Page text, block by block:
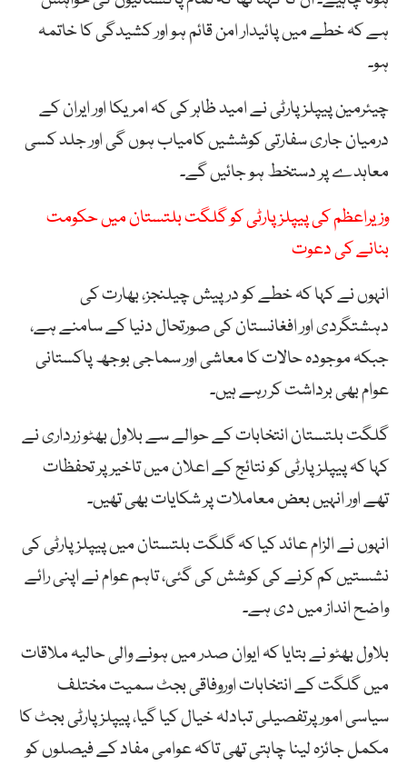
ہے کہ خطے میں پائیدار امن قائم ہو اور کشیدگی کا خاتمہ
ہو۔
چیئرمین پیپلزپارٹی نے امید ظاہر کی کہ امریکا اور ایران کے
درمیان جاری سفارتی کوششیں کامیاب ہوں گی اور جلد کسی
معاہدے پر دستخط ہو جائیں گے۔
وزیراعظم کی پیپلزپارٹی کو گلگت بلتستان میں حکومت
بنانے کی دعوت
انہوں نے کہا کہ خطے کو درپیش چیلنجز، بھارت کی
دہشتگردی اور افغانستان کی صورتحال دنیا کے سامنے ہے،
جبکہ موجودہ حالات کا معاشی اور سماجی بوجھ پاکستانی
عوام بھی برداشت کر رہے ہیں۔
گلگت بلتستان انتخابات کے حوالے سے بلاول بھٹو زرداری نے
کہا کہ پیپلزپارٹی کو نتائج کے اعلان میں تاخیر پر تحفظات
تھے اور انہیں بعض معاملات پر شکایات بھی تھیں۔
انہوں نے الزام عائد کیا کہ گلگت بلتستان میں پیپلزپارٹی کی
نشستیں کم کرنے کی کوشش کی گئی، تاہم عوام نے اپنی رائے
واضح انداز میں دی ہے۔
بلاول بھٹو نے بتایا کہ ایوان صدر میں ہونے والی حالیہ ملاقات
میں گلگت کے انتخابات اوروفاقی بجٹ سمیت مختلف
سیاسی امورپرتفصیلی تبادلہ خیال کیا گیا، پیپلزپارٹی بجٹ کا
مکمل جائزہ لینا چاہتی تھی تاکہ عوامی مفاد کے فیصلوں کو